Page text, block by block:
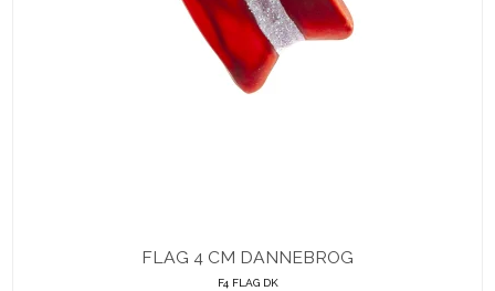
FLAG 4 CM DANNEBROG
F4 FLAG DK